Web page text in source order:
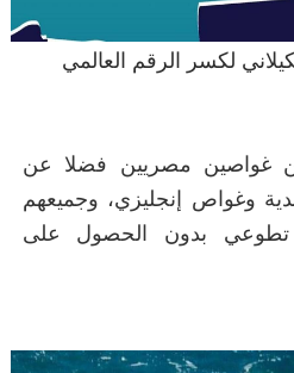
غواصين مصريين فضلا عن
وغواص إنجليزي، وجميعهم
بدون الحصول على